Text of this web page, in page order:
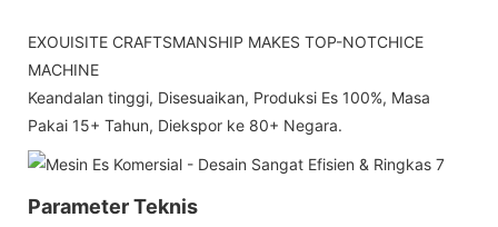
EXOUISITE CRAFTSMANSHIP MAKES TOP-NOTCHICE
MACHINE
Keandalan tinggi, Disesuaikan, Produksi Es 100%, Masa
Pakai 15+ Tahun, Diekspor ke 80+ Negara.
Parameter Teknis